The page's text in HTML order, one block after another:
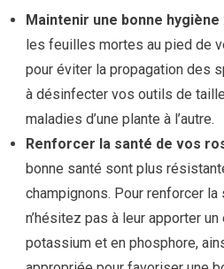
Maintenir une bonne hygiène
les feuilles mortes au pied de
pour éviter la propagation des
à désinfecter vos outils de
maladies d’une plante à l’autre.
Renforcer la santé de vos
bonne santé sont plus
champignons. Pour renforcer
n’hésitez pas à leur apporter
potassium et en phosphore,